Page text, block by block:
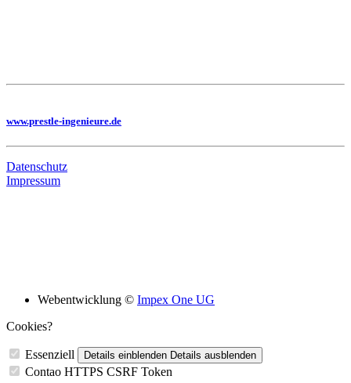
www.prestle-ingenieure.de
Datenschutz
Impressum
Webentwicklung © Impex One UG
Cookies?
Essenziell Details einblenden Details ausblenden
Contao HTTPS CSRF Token